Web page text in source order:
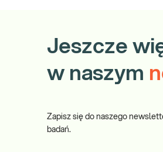
Jeszcze
w naszym
Zapisz się do naszego
badań.